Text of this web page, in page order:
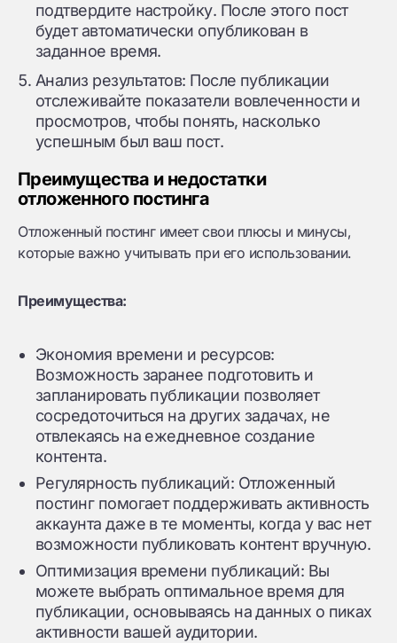
подтвердите настройку. После этого пост
будет автоматически опубликован в
заданное время.
Анализ результатов: После публикации
отслеживайте показатели вовлеченности и
просмотров, чтобы понять, насколько
успешным был ваш пост.
Преимущества и недостатки
отложенного постинга
Отложенный постинг имеет свои плюсы и минусы,
которые важно учитывать при его использовании.
Преимущества:
Экономия времени и ресурсов:
Возможность заранее подготовить и
запланировать публикации позволяет
сосредоточиться на других задачах, не
отвлекаясь на ежедневное создание
контента.
Регулярность публикаций: Отложенный
постинг помогает поддерживать активность
аккаунта даже в те моменты, когда у вас нет
возможности публиковать контент вручную.
Оптимизация времени публикаций: Вы
можете выбрать оптимальное время для
публикации, основываясь на данных о пиках
активности вашей аудитории.